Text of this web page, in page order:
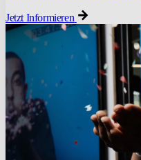
Jetzt Informieren